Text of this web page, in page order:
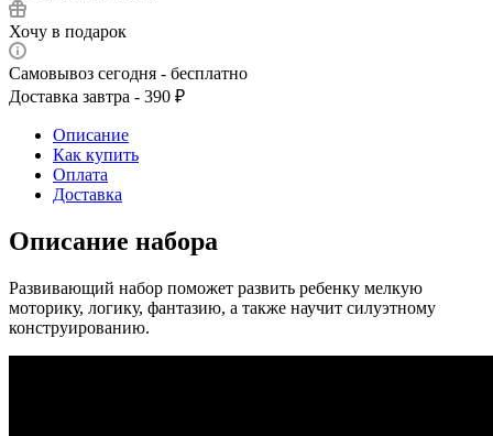
Хочу в подарок
Самовывоз сегодня - бесплатно
Доставка завтра - 390 ₽
Описание
Как купить
Оплата
Доставка
Описание набора
Развивающий набор поможет развить ребенку мелкую
моторику, логику, фантазию, а также научит силуэтному
конструированию.